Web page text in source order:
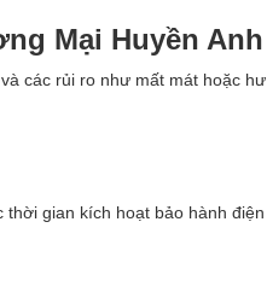
Mại Huyền Anh
các rủi ro như mất mát hoặc hư
gian kích hoạt bảo hành điện